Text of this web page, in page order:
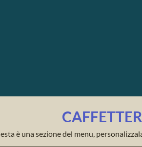
è una sezione del menu,